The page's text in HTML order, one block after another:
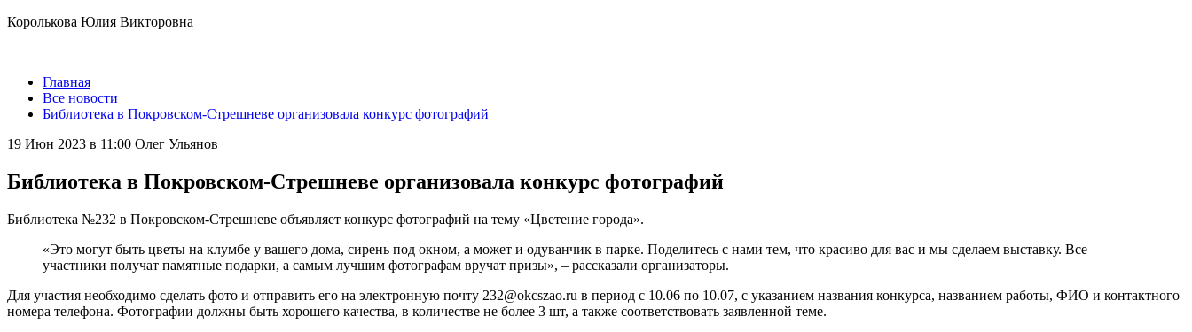
Королькова Юлия Викторовна
Главная
Все новости
Библиотека в Покровском-Стрешневе организовала конкурс фотографий
19 Июн 2023 в 11:00 Олег Ульянов
Библиотека в Покровском-Стрешневе организовала конкурс фотографий
Библиотека №232 в Покровском-Стрешневе объявляет конкурс фотографий на тему «Цветение города».
«Это могут быть цветы на клумбе у вашего дома, сирень под окном, а может и одуванчик в парке. Поделитесь с нами тем, что красиво для вас и мы сделаем выставку. Все
участники получат памятные подарки, а самым лучшим фотографам вручат призы», – рассказали организаторы.
Для участия необходимо сделать фото и отправить его на электронную почту 232@okcszao.ru в период с 10.06 по 10.07, с указанием названия конкурса, названием работы, ФИО и контактного
номера телефона. Фотографии должны быть хорошего качества, в количестве не более 3 шт, а также соответствовать заявленной теме.